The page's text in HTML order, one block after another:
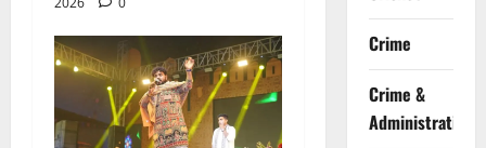
Crime
Crime &
Administration